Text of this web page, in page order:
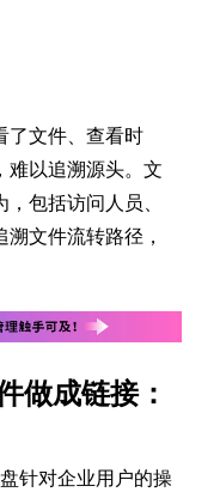
了文件、查看时
难以追溯源头。文
包括访问人员、
文件流转路径，
做成链接：
针对企业用户的操